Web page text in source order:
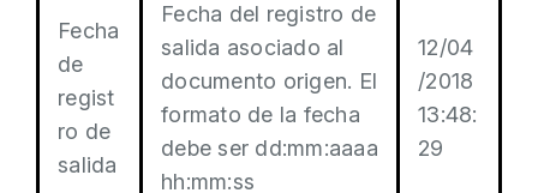
Fecha
de
regist
ro de
salida
Fecha del registro de
salida asociado al
documento origen. El
formato de la fecha
debe ser dd:mm:aaaa
hh:mm:ss
12/04
/2018
13:48:
29